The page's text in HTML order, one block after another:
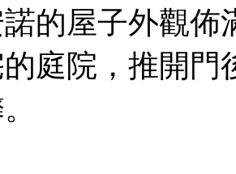
的屋子外觀佈
庭院，推開門